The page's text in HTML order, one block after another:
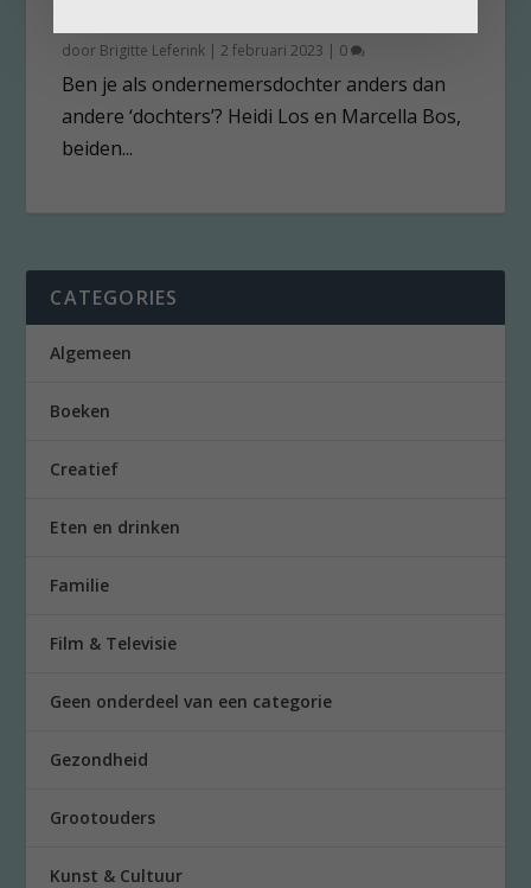
door Brigitte Leferink |2 februari 2023 | 0
Ben je als ondernemersdochter anders dan
andere ‘dochters’? Heidi Los en Marcella Bos,
beiden...
CATEGORIES
Algemeen
Boeken
Creatief
Eten en drinken
Familie
Film & Televisie
Geen onderdeel van een categorie
Gezondheid
Grootouders
Kunst & Cultuur